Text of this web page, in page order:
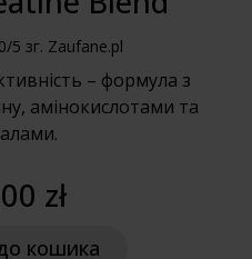
5 зг. Zaufane.pl
– формула з
амінокислотами та
zł
кошика